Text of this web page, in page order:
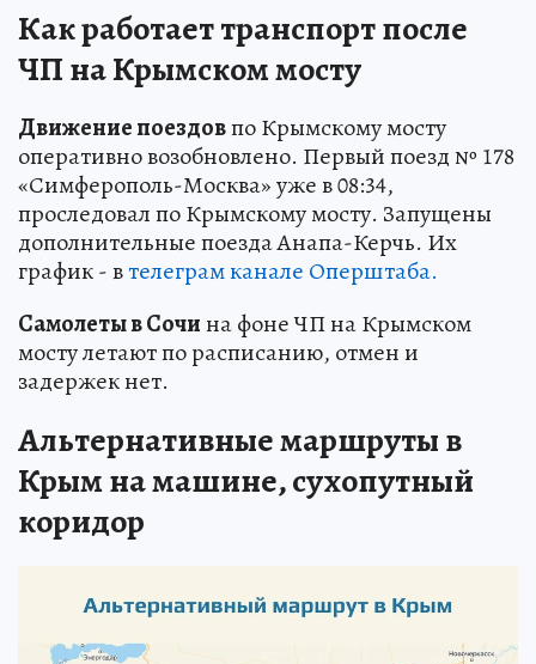
Как работает транспорт после
ЧП на Крымском мосту
Движение поездовпо Крымскому мосту
оперативно возобновлено. Первый поезд № 178
«Симферополь-Москва» уже в 08:34,
проследовал по Крымскому мосту. Запущены
дополнительные поезда Анапа-Керчь. Их
график - втелеграм канале Оперштаба.
Самолеты в Сочина фоне ЧП на Крымском
мосту летают по расписанию, отмен и
задержек нет.
Альтернативные маршруты в
Крым на машине, сухопутный
коридор